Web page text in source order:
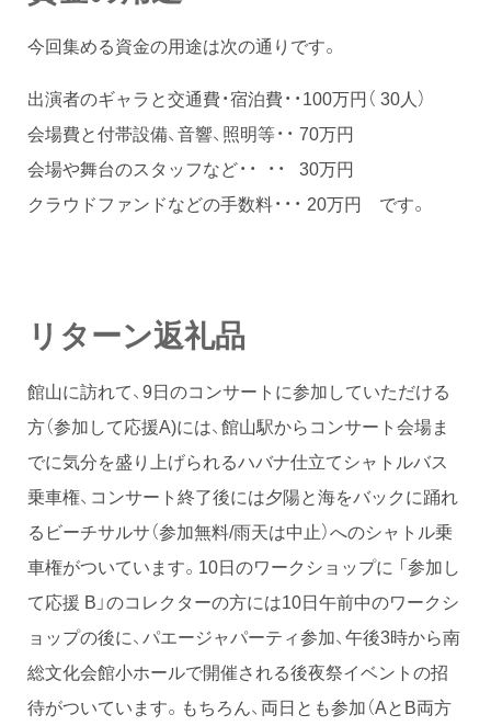
今回集める資金の用途は次の通りです。
出演者のギャラと交通費・宿泊費・・100万円（ 30人）
会場費と付帯設備、音響、照明等・・ 70万円
会場や舞台のスタッフなど・・ ・・ 30万円
クラウドファンドなどの手数料・・・ 20万円 です。
リターン返礼品
館山に訪れて、9日のコンサートに参加していただける
方（参加して応援A)には、館山駅からコンサート会場ま
でに気分を盛り上げられるハバナ仕立てシャトルバス
乗車権、コンサート終了後には夕陽と海をバックに踊れ
るビーチサルサ（参加無料/雨天は中止）へのシャトル乗
車権がついています。10日のワークショップに 「参加し
て応援 B」のコレクターの方には10日午前中のワークシ
ョップの後に、パエージャパーティ参加、午後3時から南
総文化会館小ホールで開催される後夜祭イベントの招
待がついています。もちろん、両日とも参加（AとB両方